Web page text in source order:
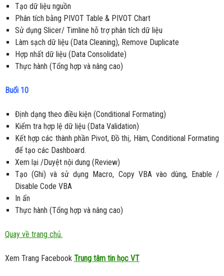
Tạo dữ liệu nguồn
Phân tích bằng PIVOT Table & PIVOT Chart
Sử dụng Slicer/ Timline hỗ trợ phân tích dữ liệu
Làm sạch dữ liệu (Data Cleaning), Remove Duplicate
Hợp nhất dữ liệu (Data Consolidate)
Thực hành (Tổng hợp và nâng cao)
Buổi 10
Định dạng theo điều kiện (Conditional Formating)
Kiểm tra hợp lệ dữ liệu (Data Validation)
Kết hợp các thành phần Pivot, Đồ thị, Hàm, Conditional Formating
để tạo các Dashboard.
Xem lại /Duyệt nội dung (Review)
Tạo (Ghi) và sử dụng Macro, Copy VBA vào dùng, Enable /
Disable Code VBA
In ấn
Thực hành (Tổng hợp và nâng cao)
Quay về trang chủ.
Xem Trang Facebook Trung tâm tin học VT